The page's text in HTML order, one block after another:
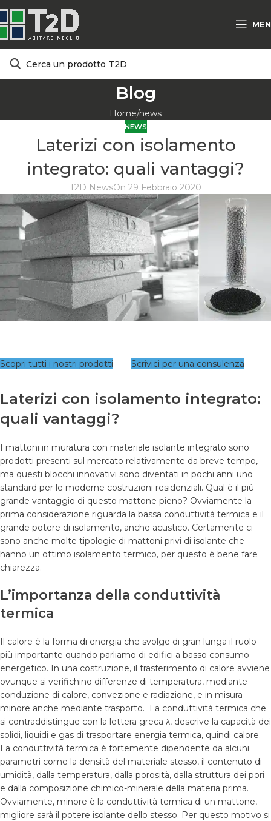
Blog
Home news
NEWS
Laterizi con isolamento
integrato: quali vantaggi?
T2D NewsOn 29 Febbraio 2020
Scopri tutti i nostri prodotti Scrivici per una consulenza
Laterizi con isolamento integrato:
quali vantaggi?
I mattoni in muratura con materiale isolante integrato sono
prodotti presenti sul mercato relativamente da breve tempo,
ma questi blocchi innovativi sono diventati in pochi anni uno
standard per le moderne costruzioni residenziali. Qual è il più
grande vantaggio di questo mattone pieno? Ovviamente la
prima considerazione riguarda la bassa conduttività termica e il
grande potere di isolamento, anche acustico. Certamente ci
sono anche molte tipologie di mattoni privi di isolante che
hanno un ottimo isolamento termico, per questo è bene fare
chiarezza.
L’importanza della conduttività
termica
Il calore è la forma di energia che svolge di gran lunga il ruolo
più importante quando parliamo di edifici a basso consumo
energetico. In una costruzione, il trasferimento di calore avviene
ovunque si verifichino differenze di temperatura, mediante
conduzione di calore, convezione e radiazione, e in misura
minore anche mediante trasporto. La conduttività termica che
si contraddistingue con la lettera greca λ, descrive la capacità dei
solidi, liquidi e gas di trasportare energia termica, quindi calore.
La conduttività termica è fortemente dipendente da alcuni
parametri come la densità del materiale stesso, il contenuto di
umidità, dalla temperatura, dalla porosità, dalla struttura dei pori
e dalla composizione chimico-minerale della materia prima.
Ovviamente, minore è la conduttività termica di un mattone,
migliore sarà il potere isolante dello stesso. Per questo motivo si